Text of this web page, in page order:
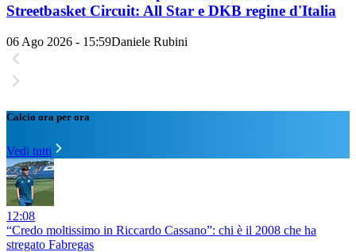
Streetbasket Circuit: All Star e DKB regine d'Italia
06 Ago 2026 - 15:59Daniele Rubini
Calcio ora per ora
Vedi tutti
12:08
“Credo moltissimo in Riccardo Cassano”: chi è il 2008 che ha
stregato Fabregas